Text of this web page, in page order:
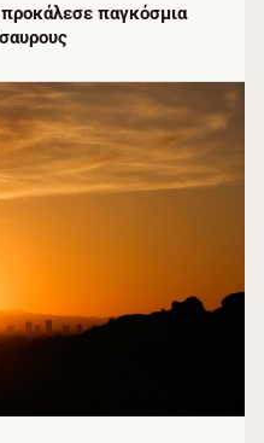
παγκόσμια